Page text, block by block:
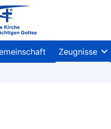
Zeugnisse